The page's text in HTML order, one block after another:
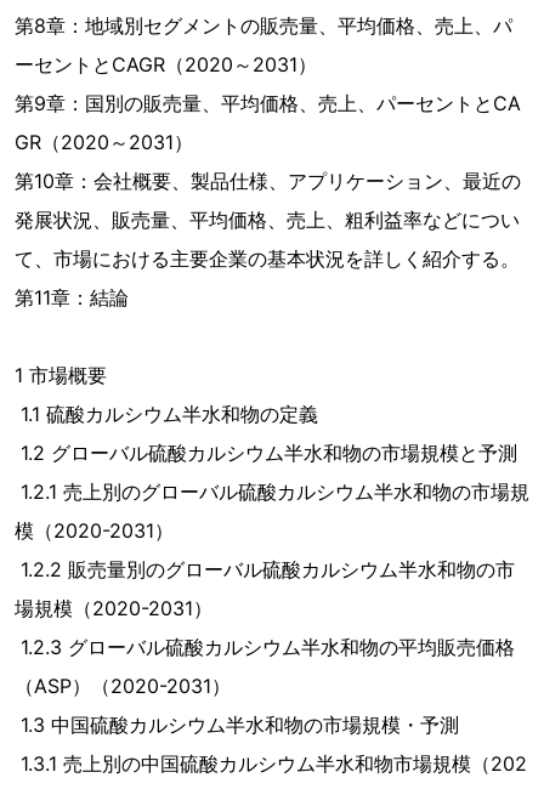
第8章：地域別セグメントの販売量、平均価格、売上、パ
ーセントとCAGR（2020～2031）
第9章：国別の販売量、平均価格、売上、パーセントとCA
GR（2020～2031）
第10章：会社概要、製品仕様、アプリケーション、最近の
発展状況、販売量、平均価格、売上、粗利益率などについ
て、市場における主要企業の基本状況を詳しく紹介する。
第11章：結論
1 市場概要
1.1 硫酸カルシウム半水和物の定義
1.2 グローバル硫酸カルシウム半水和物の市場規模と予測
1.2.1 売上別のグローバル硫酸カルシウム半水和物の市場規
模（2020-2031）
1.2.2 販売量別のグローバル硫酸カルシウム半水和物の市
場規模（2020-2031）
1.2.3 グローバル硫酸カルシウム半水和物の平均販売価格
（ASP）（2020-2031）
1.3 中国硫酸カルシウム半水和物の市場規模・予測
1.3.1 売上別の中国硫酸カルシウム半水和物市場規模（202